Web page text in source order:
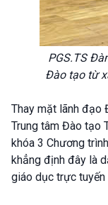
PGS.TS
Đào tạo từ
Thay mặt lãnh đạo
Trung tâm Đào tạo
khóa 3 Chương
khẳng định đây là
giáo dục trực tuyến